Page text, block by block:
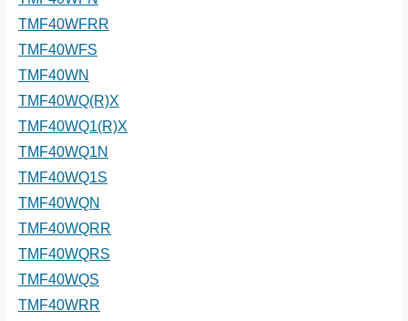
TMF40WFRR
TMF40WFS
TMF40WN
TMF40WQ(R)X
TMF40WQ1(R)X
TMF40WQ1N
TMF40WQ1S
TMF40WQN
TMF40WQRR
TMF40WQRS
TMF40WQS
TMF40WRR